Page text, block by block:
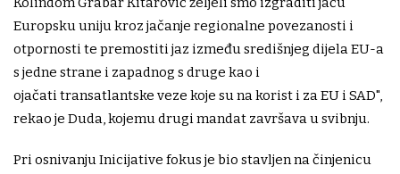
Europsku uniju kroz jačanje regionalne povezanosti i
otpornosti te premostiti jaz između središnjeg dijela EU-a
s jedne strane i zapadnog s druge kao i
ojačati transatlantske veze koje su na korist i za EU i SAD",
rekao je Duda, kojemu drugi mandat završava u svibnju.
Pri osnivanju Inicijative fokus je bio stavljen na činjenicu